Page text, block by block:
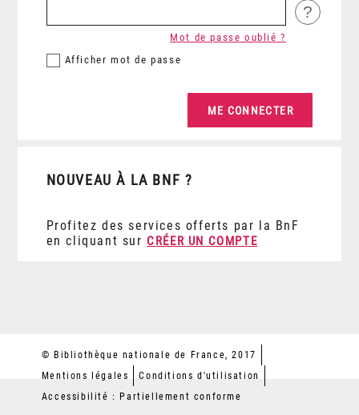
?
Afficher mot de passe
Mot de passe oublié ?
NOUVEAU À LA BNF ?
Profitez des services offerts par la BnF
en cliquant sur CRÉER UN COMPTE
© Bibliothèque nationale de France, 2017
Mentions légales
Conditions d'utilisation
Accessibilité : Partiellement conforme